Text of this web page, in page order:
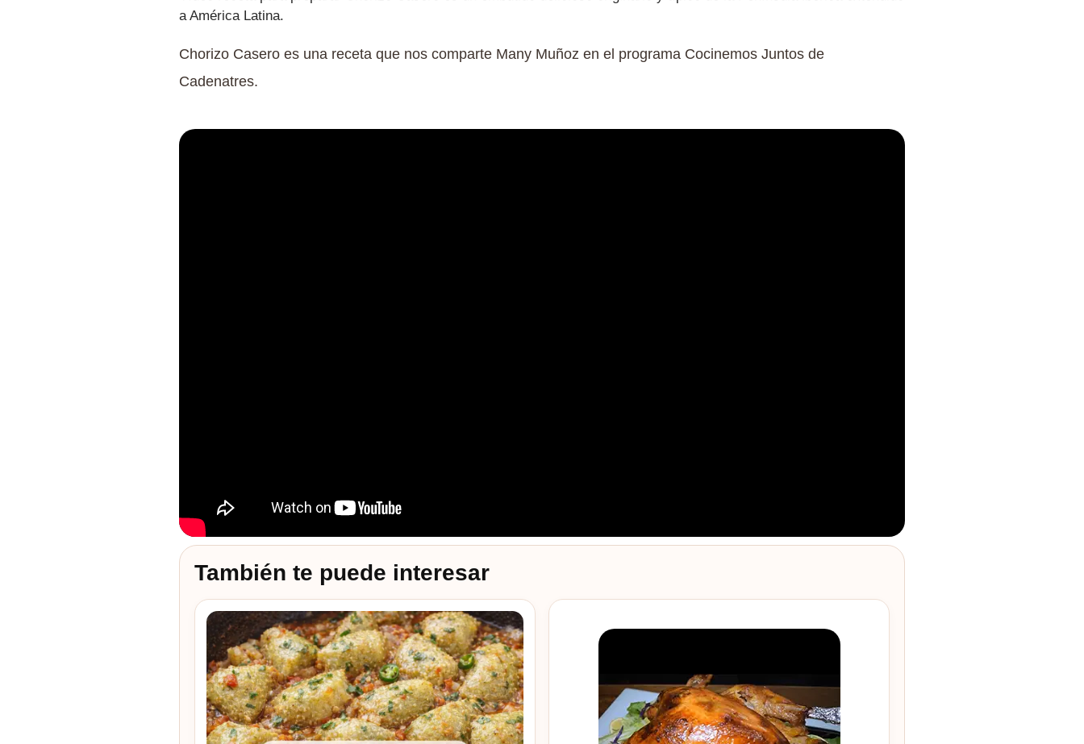
a América Latina.
Chorizo Casero es una receta que nos comparte Many Muñoz en el programa Cocinemos Juntos de
Cadenatres.
También te puede interesar